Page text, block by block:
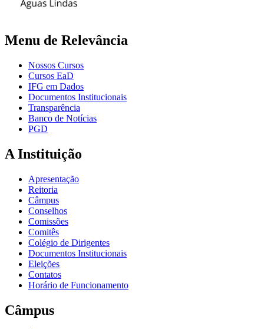
Menu de Relevância
Nossos Cursos
Cursos EaD
IFG em Dados
Documentos Institucionais
Transparência
Banco de Notícias
PGD
A Instituição
Apresentação
Reitoria
Câmpus
Conselhos
Comissões
Comitês
Colégio de Dirigentes
Documentos Institucionais
Eleições
Contatos
Horário de Funcionamento
Câmpus